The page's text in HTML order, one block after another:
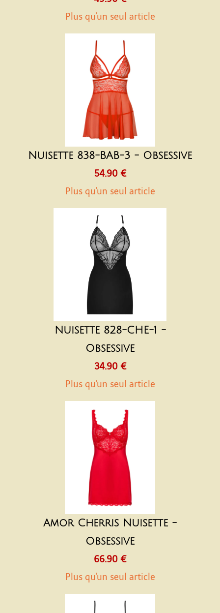
Plus qu'un seul article
Nuisette 838-BAB-3 - Obsessive
54.90 €
Plus qu'un seul article
Nuisette 828-CHE-1 -
Obsessive
34.90 €
Plus qu'un seul article
Amor Cherris Nuisette -
Obsessive
66.90 €
Plus qu'un seul article